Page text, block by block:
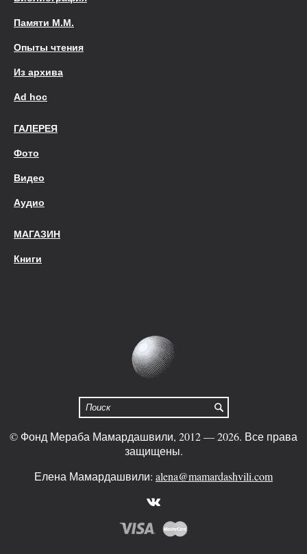
Памяти М.М.
Опыты чтения
Из архива
Ad hoc
ГАЛЕРЕЯ
Фото
Видео
Аудио
МАГАЗИН
Книги
© Фонд Мераба Мамардашвили, 2012 — 2026. Все права
защищены.
Елена Мамардашвили: alena@mamardashvili.com